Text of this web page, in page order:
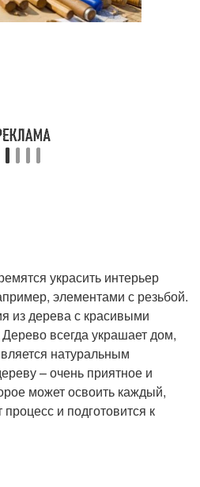
украсить интерьер
элементами с резьбой.
из дерева с красивыми
всегда украшает дом,
натуральным
– очень приятное и
может освоить каждый,
и подготовится к